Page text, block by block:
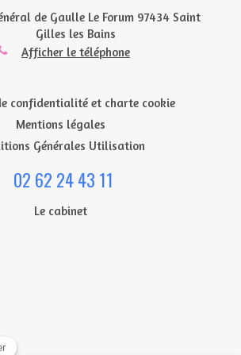
de Gaulle Le Forum 97434 Saint
Gilles les Bains
Afficher le téléphone
confidentialité et charte cookie
Mentions légales
Générales Utilisation
02 62 24 43 11
Le cabinet